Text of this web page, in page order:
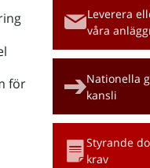
för
Leverera
våra
Nationella
kansli
Styrande
krav